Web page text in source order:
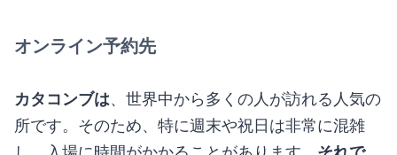
オンライン予約先
カタコンブは、世界中から多くの人が訪れる人気の
所です。そのため、特に週末や祝日は非常に混雑